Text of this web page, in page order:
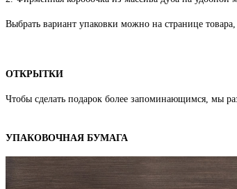
Выбрать вариант упаковки можно на странице
ОТКРЫТКИ
Чтобы сделать подарок более запоминающимся, мы
УПАКОВОЧНАЯ БУМАГА